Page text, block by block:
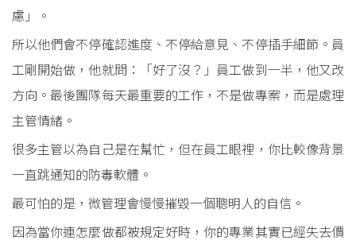
慮」。
所以他們會不停確認進度、不停給意見、不停插手細節。員
工剛開始做，他就問：「好了沒？」員工做到一半，他又改
方向。最後團隊每天最重要的工作，不是做專案，而是處理
主管情緒。
很多主管以為自己是在幫忙，但在員工眼裡，你比較像背景
一直跳通知的防毒軟體。
最可怕的是，微管理會慢慢摧毀一個聰明人的自信。
因為當你連怎麼做都被規定好時，你的專業其實已經失去價